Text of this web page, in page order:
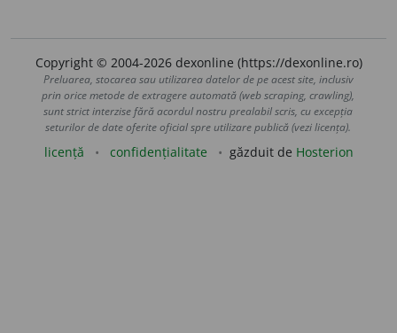
Copyright © 2004-2026 dexonline (https://dexonline.ro)
Preluarea, stocarea sau utilizarea datelor de pe acest site, inclusiv
prin orice metode de extragere automată (web scraping, crawling),
sunt strict interzise fără acordul nostru prealabil scris, cu excepția
seturilor de date oferite oficial spre utilizare publică (vezi licența).
licență confidențialitate găzduit de Hosterion